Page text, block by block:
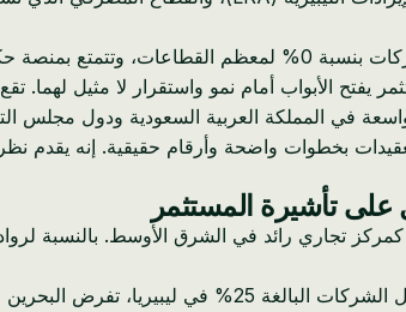
تخيل بيئة عمل تدعم سهولة ممارسة الأعمال التجارية، وتقدم
يفتح الأبواب أمام نمو واستقرار لا مثيل
في المملكة العربية السعودية ودول مجلس
بخطوات واضحة وأرقام حقيقية. إنه
على تأشيرة المستثمر
تجاري رائد في الشرق الأوسط. بالنسبة لرواد